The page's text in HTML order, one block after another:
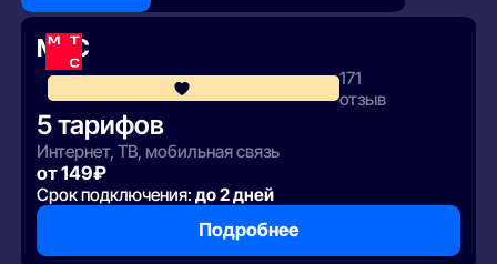
МТС
4.1
171
отзыв
5 тарифов
Интернет, ТВ, мобильная связь
от 149₽
Срок подключения:до 2 дней
Подробнее